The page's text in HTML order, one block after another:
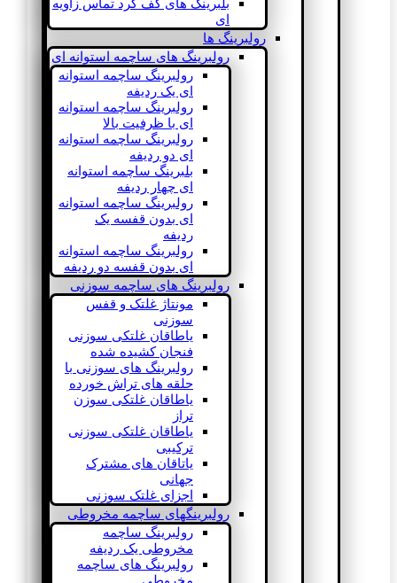
بلبرینگ های کف گرد تماس زاویه
ای
رولبرینگ ها
رولبرینگ های ساچمه استوانه ای
رولبرینگ ساچمه استوانه
ای یک ردیفه
رولبرینگ ساچمه استوانه
ای با ظرفیت بالا
رولبرینگ ساچمه استوانه
ای دو ردیفه
بلبرینگ ساچمه استوانه
ای چهار ردیفه
رولبرینگ ساچمه استوانه
ای بدون قفسه یک
ردیفه
رولبرینگ ساچمه استوانه
ای بدون قفسه دو ردیفه
رولبرینگ های ساچمه سوزنی
مونتاژ غلتک و قفس
سوزنی
یاطاقان غلتکی سوزنی
فنجان کشیده شده
رولبرینگ های سوزنی با
حلقه های تراش خورده
یاطاقان غلتکی سوزن
تراز
یاطاقان غلتکی سوزنی
ترکیبی
یاتاقان های مشترک
جهانی
اجزای غلتک سوزنی
رولبرینگهای ساچمه مخروطی
رولبرینگ ساچمه
مخروطی یک ردیفه
رولبرینگ های ساچمه